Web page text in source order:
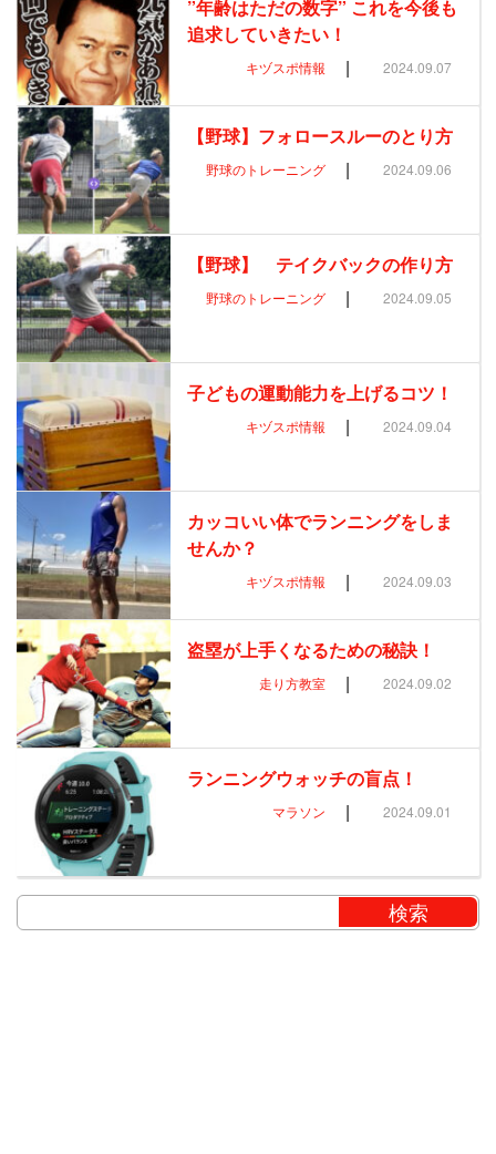
”年齢はただの数字” これを今後も
追求していきたい！
キヅスポ情報 | 2024.09.07
【野球】フォロースルーのとり方
野球のトレーニング | 2024.09.06
【野球】 テイクバックの作り方
野球のトレーニング | 2024.09.05
子どもの運動能力を上げるコツ！
キヅスポ情報 | 2024.09.04
カッコいい体でランニングをしま
せんか？
キヅスポ情報 | 2024.09.03
盗塁が上手くなるための秘訣！
走り方教室 | 2024.09.02
ランニングウォッチの盲点！
マラソン | 2024.09.01